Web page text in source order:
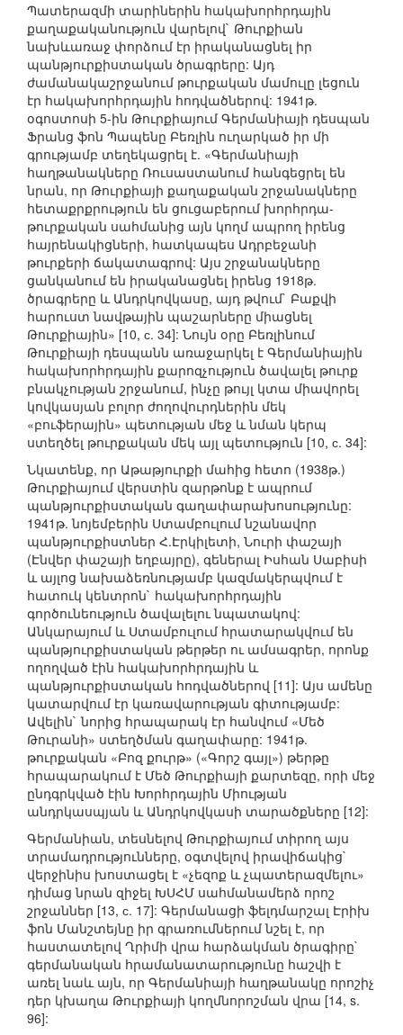
Պատերազմի տարիներին հակախորհրդային
քաղաքականություն վարելով` Թուրքիան
նախևառաջ փորձում էր իրականացնել իր
պանթյուրքիստական ծրագրերը: Այդ
ժամանակաշրջանում թուրքական մամուլը լեցուն
էր հակախորհրդային հոդվածներով: 1941թ.
օգոստոսի 5-ին Թուրքիայում Գերմանիայի դեսպան
Ֆրանց ֆոն Պապենը Բեռլին ուղարկած իր մի
գրությամբ տեղեկացրել է. «Գերմանիայի
հաղթանակները Ռուսաստանում հանգեցրել են
նրան, որ Թուրքիայի քաղաքական շրջանակները
հետաքրքրություն են ցուցաբերում խորհրդա-
թուրքական սահմանից այն կողմ ապրող իրենց
հայրենակիցների, հատկապես Ադրբեջանի
թուրքերի ճակատագրով: Այս շրջանակները
ցանկանում են իրականացնել իրենց 1918թ.
ծրագրերը և Անդրկովկասը, այդ թվում` Բաքվի
հարուստ նավթային պաշարները միացնել
Թուրքիային» [10, с. 34]: Նույն օրը Բեռլինում
Թուրքիայի դեսպանն առաջարկել է Գերմանիային
հակախորհրդային քարոզչություն ծավալել թուրք
բնակչության շրջանում, ինչը թույլ կտա միավորել
կովկասյան բոլոր ժողովուրդներին մեկ
«բուֆերային» պետության մեջ և նման կերպ
ստեղծել թուրքական մեկ այլ պետություն [10, с. 34]:
Նկատենք, որ Աթաթյուրքի մահից հետո (1938թ.)
Թուրքիայում վերստին զարթոնք է ապրում
պանթյուրքիստական գաղափարախոսությունը:
1941թ. նոյեմբերին Ստամբուլում նշանավոր
պանթյուրքիստներ Հ.Էրկիլետի, Նուրի փաշայի
(Էնվեր փաշայի եղբայրը), գեներալ Իսհան Սաբիսի
և այլոց նախաձեռնությամբ կազմակերպվում է
հատուկ կենտրոն` հակախորհրդային
գործունեություն ծավալելու նպատակով:
Անկարայում և Ստամբուլում հրատարակվում են
պանթյուրքիստական թերթեր ու ամսագրեր, որոնք
ողողված էին հակախորհրդային և
պանթյուրքիստական հոդվածներով [11]: Այս ամենը
կատարվում էր կառավարության գիտությամբ:
Ավելին` նորից հրապարակ էր հանվում «Մեծ
Թուրանի» ստեղծման գաղափարը: 1941թ.
թուրքական «Բոզ քուրթ» («Գորշ գայլ») թերթը
հրապարակում է Մեծ Թուրքիայի քարտեզը, որի մեջ
ընդգրկված էին Խորհրդային Միության
անդրկասպյան և Անդրկովկասի տարածքները [12]:
Գերմանիան, տեսնելով Թուրքիայում տիրող այս
տրամադրությունները, օգտվելով իրավիճակից`
վերջինիս խոստացել է «չեզոք և չպատերազմելու»
դիմաց նրան զիջել ԽՍՀՄ սահմանամերձ որոշ
շրջաններ [13, с. 17]: Գերմանացի ֆելդմարշալ Էրիխ
ֆոն Մանշտեյնը իր գրառումներում նշել է, որ
հաստատելով Ղրիմի վրա հարձակման ծրագիրը`
գերմանական հրամանատարությունը հաշվի է
առել նաև այն, որ Գերմանիայի հաղթանակը որոշիչ
դեր կխաղա Թուրքիայի կողմնորոշման վրա [14, s.
96]: